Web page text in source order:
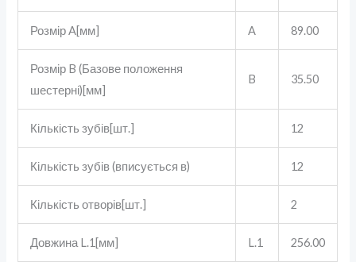
Розмір A[мм] A 89.00
Розмір B (Базове положення
шестерні)[мм]
B 35.50
Кількість зубів[шт.] 12
Кількість зубів (вписується в) 12
Кількість отворів[шт.] 2
Довжина L.1[мм] L.1 256.00